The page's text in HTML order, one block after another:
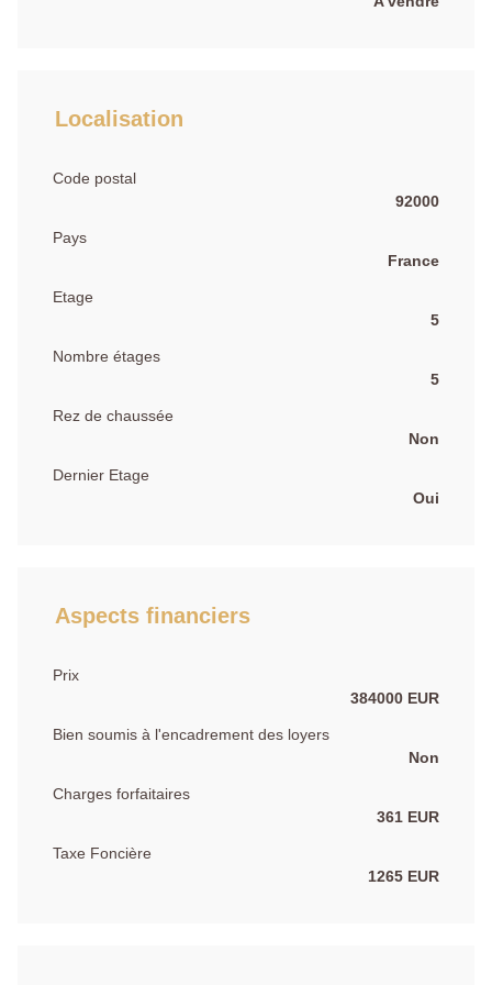
Localisation
Code postal
92000
Pays
France
Etage
5
Nombre étages
5
Rez de chaussée
Non
Dernier Etage
Oui
Aspects financiers
Prix
384000 EUR
Bien soumis à l'encadrement des loyers
Non
Charges forfaitaires
361 EUR
Taxe Foncière
1265 EUR